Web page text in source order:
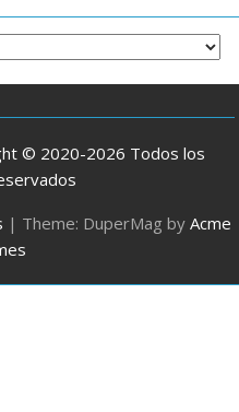
© 2020-2026 Todos los
| Theme: DuperMag by Acme